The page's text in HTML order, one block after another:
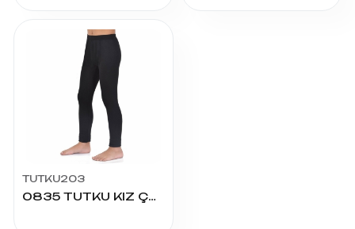
TUTKU203
0835 TUTKU KIZ ÇOCUK TERMAL TAYT